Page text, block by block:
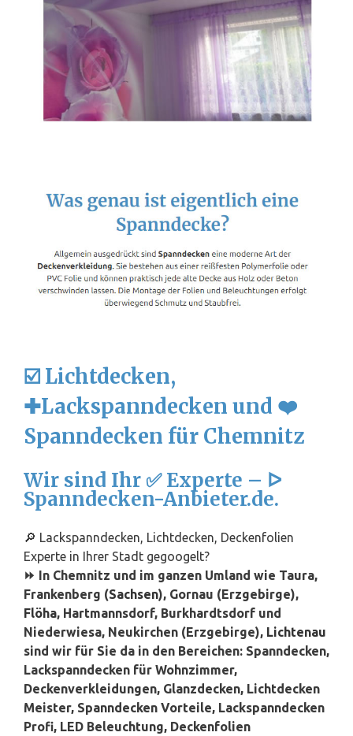
☑️ Lichtdecken,
✚Lackspanndecken und ❤️
Spanndecken für Chemnitz
Wir sind Ihr ✅ Experte – ᐅ
Spanndecken-Anbieter.de.
🔎 Lackspanndecken, Lichtdecken, Deckenfolien
Experte in Ihrer Stadt gegoogelt?
⏩ In Chemnitz und im ganzen Umland wie Taura,
Frankenberg (Sachsen), Gornau (Erzgebirge),
Flöha, Hartmannsdorf, Burkhardtsdorf und
Niederwiesa, Neukirchen (Erzgebirge), Lichtenau
sind wir für Sie da in den Bereichen: Spanndecken,
Lackspanndecken für Wohnzimmer,
Deckenverkleidungen, Glanzdecken, Lichtdecken
Meister, Spanndecken Vorteile, Lackspanndecken
Profi, LED Beleuchtung, Deckenfolien